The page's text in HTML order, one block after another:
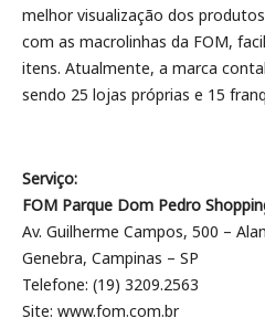
melhor visualização dos
com as macrolinhas da FOM,
itens. Atualmente, a marca
sendo 25 lojas próprias e 15
Serviço:
FOM Parque Dom Pedro
Av. Guilherme Campos, 500 –
Genebra, Campinas – SP
Telefone: (19) 3209.2563
Site: www.fom.com.br